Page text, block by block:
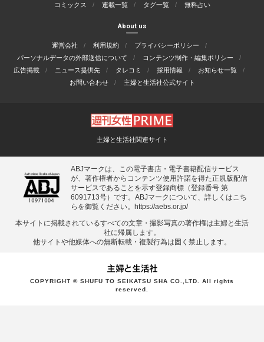
コミックス
連載一覧 タグ一覧 無料占い
About us
運営会社 利用規約
プライバシーポリシー
パーソナルデータの外部送信について
コンテンツ制作・編集ポリシー
広告掲載
ニュース提供先 タレコミ 採用情報
お知らせ一覧
お問い合わせ
主婦と生活社公式サイト
主婦と生活社関連サイト
ABJマークは、この電子書店・電子書籍配信サービス
が、著作権者からコンテンツ使用許諾を得た正規版配信
サービスであることを示す登録商標（登録番号 第
6091713号）です。ABJマークについて、詳しくはこち
らを御覧ください。 https://aebs.or.jp/
本サイトに掲載されているすべての⽂章・撮影写真の著作権は主婦と⽣活
社に帰属します。
他サイトや他媒体への無断転載・複製⾏為は固く禁⽌します。
COPYRIGHT © SHUFU TO SEIKATSU SHA CO.,LTD. All rights
reserved.